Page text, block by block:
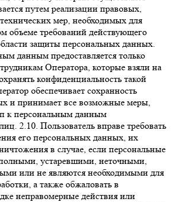
путем реализации правовых,
мер, необходимых для
объеме требований действующего
защиты персональных данных.
данным предоставляется только
Оператора, которые взяли на
конфиденциальность такой
обеспечивает сохранность
и принимает все возможные меры,
к персональным данным
2.10. Пользователь вправе требовать
его персональных данных, их
в случае, если персональные
устаревшими, неточными,
или не являются необходимыми для
а также обжаловать в
неправомерные действия или